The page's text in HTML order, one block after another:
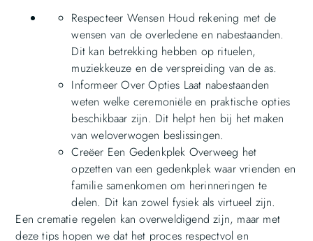
Respecteer Wensen Houd rekening met de
wensen van de overledene en nabestaanden.
Dit kan betrekking hebben op rituelen,
muziekkeuze en de verspreiding van de as.
Informeer Over Opties Laat nabestaanden
weten welke ceremoniële en praktische opties
beschikbaar zijn. Dit helpt hen bij het maken
van weloverwogen beslissingen.
Creëer Een Gedenkplek Overweeg het
opzetten van een gedenkplek waar vrienden en
familie samenkomen om herinneringen te
delen. Dit kan zowel fysiek als virtueel zijn.
Een crematie regelen kan overweldigend zijn, maar met
deze tips hopen we dat het proces respectvol en